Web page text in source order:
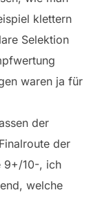
klettern
Selektion
waren ja für
der
der
9+/10-, ich
welche